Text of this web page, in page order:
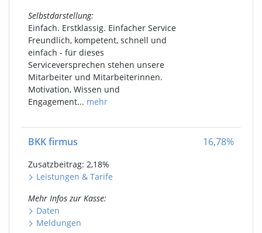
Selbstdarstellung:
Einfach. Erstklassig. Einfacher Service
Freundlich, kompetent, schnell und
einfach - für dieses
Serviceversprechen stehen unsere
Mitarbeiter und Mitarbeiterinnen.
Motivation, Wissen und
Engagement... mehr
BKK firmus
Zusatzbeitrag: 2,18%
Leistungen &Tarife
Mehr Infos zur Kasse:
Daten
Meldungen
16,78%